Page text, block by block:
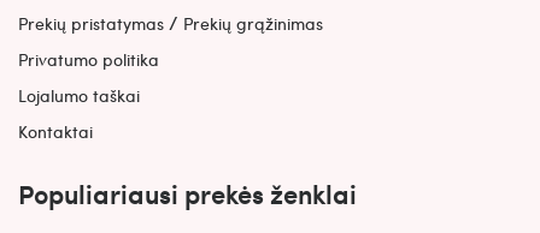
Prekių pristatymas / Prekių grąžinimas
Privatumo politika
Lojalumo taškai
Kontaktai
Populiariausi prekės ženklai